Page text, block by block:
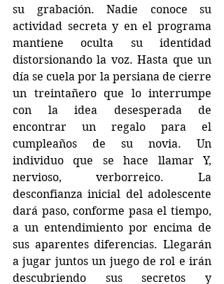
su grabación. Nadie conoce su
actividad secreta y en el programa
mantiene oculta su identidad
distorsionando la voz. Hasta que un
día se cuela por la persiana de cierre
un treintañero que lo interrumpe
con la idea desesperada de
encontrar un regalo para el
cumpleaños de su novia. Un
individuo que se hace llamar Y,
nervioso, verborreico. La
desconfianza inicial del adolescente
dará paso, conforme pasa el tiempo,
a un entendimiento por encima de
sus aparentes diferencias. Llegarán
a jugar juntos un juego de rol e irán
descubriendo sus secretos y